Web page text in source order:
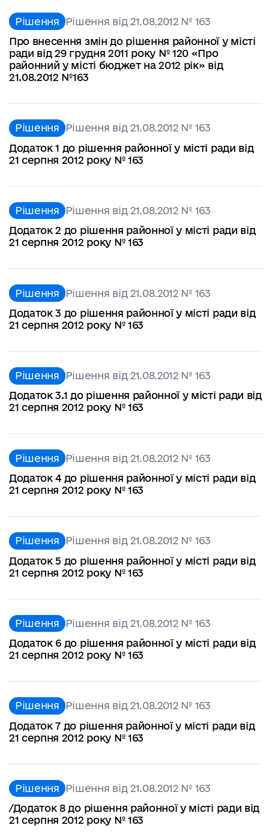
Рішення Рішення від 21.08.2012 № 163
Про внесення змін до рішення районної у місті
ради від 29 грудня 2011 року № 120 «Про
районний у місті бюджет на 2012 рік» від
21.08.2012 №163
Рішення Рішення від 21.08.2012 № 163
Додаток 1 до рішення районної у місті ради від
21 серпня 2012 року № 163
Рішення Рішення від 21.08.2012 № 163
Додаток 2 до рішення районної у місті ради від
21 серпня 2012 року № 163
Рішення Рішення від 21.08.2012 № 163
Додаток 3 до рішення районної у місті ради від
21 серпня 2012 року № 163
Рішення Рішення від 21.08.2012 № 163
Додаток 3.1 до рішення районної у місті ради від
21 серпня 2012 року № 163
Рішення Рішення від 21.08.2012 № 163
Додаток 4 до рішення районної у місті ради від
21 серпня 2012 року № 163
Рішення Рішення від 21.08.2012 № 163
Додаток 5 до рішення районної у місті ради від
21 серпня 2012 року № 163
Рішення Рішення від 21.08.2012 № 163
Додаток 6 до рішення районної у місті ради від
21 серпня 2012 року № 163
Рішення Рішення від 21.08.2012 № 163
Додаток 7 до рішення районної у місті ради від
21 серпня 2012 року № 163
Рішення Рішення від 21.08.2012 № 163
/Додаток 8 до рішення районної у місті ради від
21 серпня 2012 року № 163